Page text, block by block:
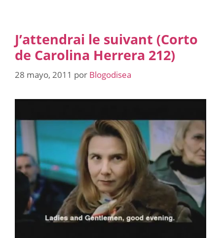
J’attendrai le suivant (Corto
de Carolina Herrera 212)
28 mayo, 2011 por Blogodisea